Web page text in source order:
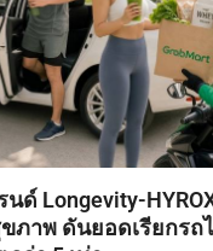
นด์ Longevity-
ภาพ ดันยอดเรียกรถ